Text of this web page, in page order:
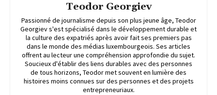
Teodor Georgiev
Passionné de journalisme depuis son plus jeune âge, Teodor
Georgiev s'est spécialisé dans le développement durable et
la culture des expatriés après avoir fait ses premiers pas
dans le monde des médias luxembourgeois. Ses articles
offrent au lecteur une compréhension approfondie du sujet.
Soucieux d'établir des liens durables avec des personnes
de tous horizons, Teodor met souvent en lumière des
histoires moins connues sur des personnes et des projets
entrepreneuriaux.